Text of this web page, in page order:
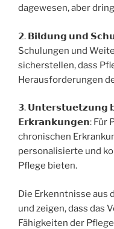
dagewesen, aber
𝟮. 𝗕𝗶𝗹𝗱𝘂𝗻𝗴 𝘂𝗻𝗱
Schulungen und
sicherstellen, dass
Herausforderungen
𝟯. 𝗨𝗻𝘁𝗲𝗿𝘀𝘁𝘂𝗲𝘁𝘇𝘂𝗻𝗴
𝗘𝗿𝗸𝗿𝗮𝗻𝗸𝘂𝗻𝗴𝗲𝗻: Für
chronischen
personalisierte und
Pflege bieten.
Die Erkenntnisse aus
und zeigen, dass das
Fähigkeiten der